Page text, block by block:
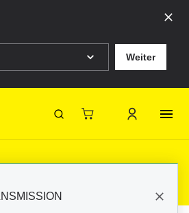
Weiter
für ALLISON
V-Serie V 730